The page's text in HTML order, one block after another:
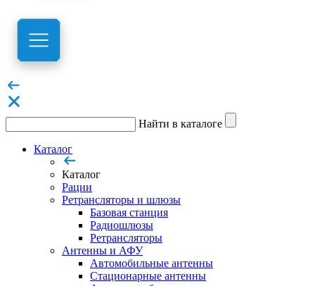
Найти в каталоге
Каталог
Каталог
Рации
Ретрансляторы и шлюзы
Базовая станция
Радиошлюзы
Ретрансляторы
Антенны и АФУ
Автомобильные антенны
Стационарные антенны